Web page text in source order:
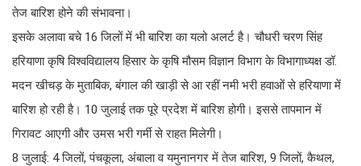
तेज बारिश होने की संभावना।
इसके अलावा बचे 16 जिलों में भी बारिश का यलो अलर्ट है। चौधरी चरण सिंह
हरियाणा कृषि विश्वविद्यालय हिसार के कृषि मौसम विज्ञान विभाग के विभागाध्यक्ष डॉ.
मदन खीचड़ के मुताबिक, बंगाल की खाड़ी से आ रहीं नमी भरी हवाओं से हरियाणा में
बारिश हो रही है। 10 जुलाई तक पूरे प्रदेश में बारिश होगी। इससे तापमान में
गिरावट आएगी और उमस भरी गर्मी से राहत मिलेगी।
8 जुलाई: 4 जिलों, पंचकूला, अंबाला व यमुनानगर में तेज बारिश, 9 जिलों, कैथल,